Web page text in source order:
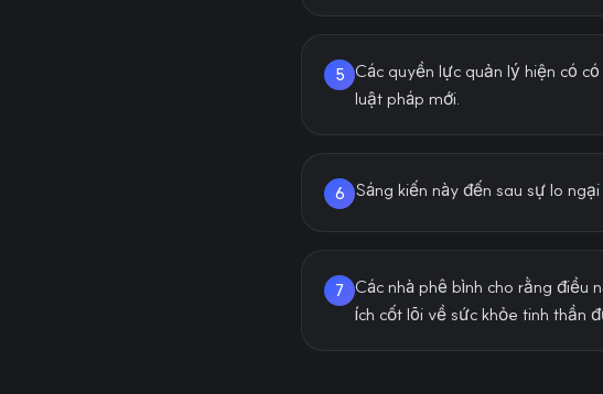
5
Các quyền lực quản lý hiện có
luật pháp mới.
6 Sáng kiến này đến sau sự lo
7
Các nhà phê bình cho rằng điều
ích cốt lõi về sức khỏe tinh thần